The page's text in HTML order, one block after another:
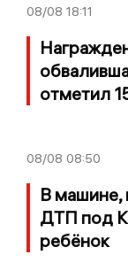
08/08 18:11
отметил
08/08 08:50
В машине,
ДТП под
ребёнок